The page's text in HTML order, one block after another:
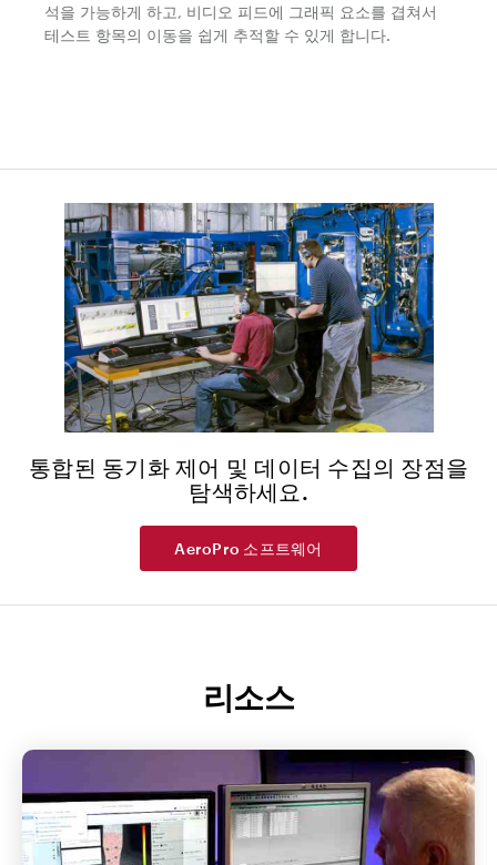
석을 가능하게 하고, 비디오 피드에 그래픽 요소를 겹쳐서
테스트 항목의 이동을 쉽게 추적할 수 있게 합니다.
통합된 동기화 제어 및 데이터 수집의 장점을
탐색하세요.
AeroPro 소프트웨어
리소스